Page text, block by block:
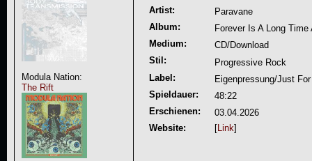
Modula Nation:
The Rift
Artist:
Paravane
Album:
Forever Is A Long Time
Medium:
CD/Download
Stil:
Progressive Rock
Label:
Eigenpressung/Just
Spieldauer:
48:22
Erschienen:
03.04.2026
Website:
[Link]